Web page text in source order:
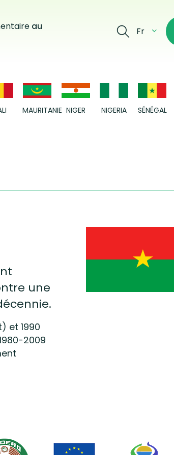
au
Fr
MAURITANIE NIGER NIGERIA SÉNÉGAL
une
et 1990
2009